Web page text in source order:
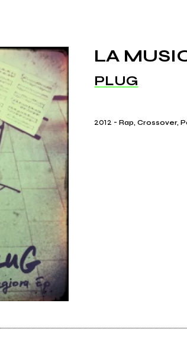
LA
PLUG
2012 -Rap, Crossover,